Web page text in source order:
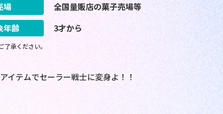
場
全国量販店の菓子売場等
年齢
3才から
承ください。
イテムでセーラー戦士に変身よ！！